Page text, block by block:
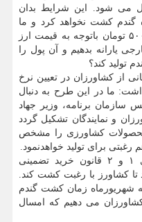
می شود. این شرایط بدان
گندم کشت نخواهد کرد و ما
مجبور هستیم گندم را با نرخ بالای ۵۰۰۰ تومان باتوجه به قیمت ارز
یارانه بدهیم و آن پول را
تولید کند؟
از کشاورزان در تعیین نرخ
ما در این طرح به دنبال
سازمان برنامه، وزیر جهاد
و نمایندگان تشکیل گردد
محصولات کشاورزی را مشخص
برای تولید خواهدنمود.
وی افزود: در این طرح تبصره های ۱ و ۲ قانون خرید تضمینی
کشاورز با رغبت کشت کند.
شهریورماه زمان کشت گندم
کشاورزان می دهیم که امسال